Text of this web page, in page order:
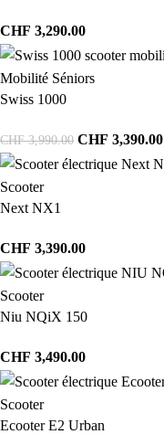
CHF 3,290.00
Mobilité Séniors
Swiss 1000
CHF3,990.00 CHF 3,390.00
Scooter
Next NX1
CHF 3,390.00
Scooter
Niu NQiX 150
CHF 3,490.00
Scooter
Ecooter E2 Urban